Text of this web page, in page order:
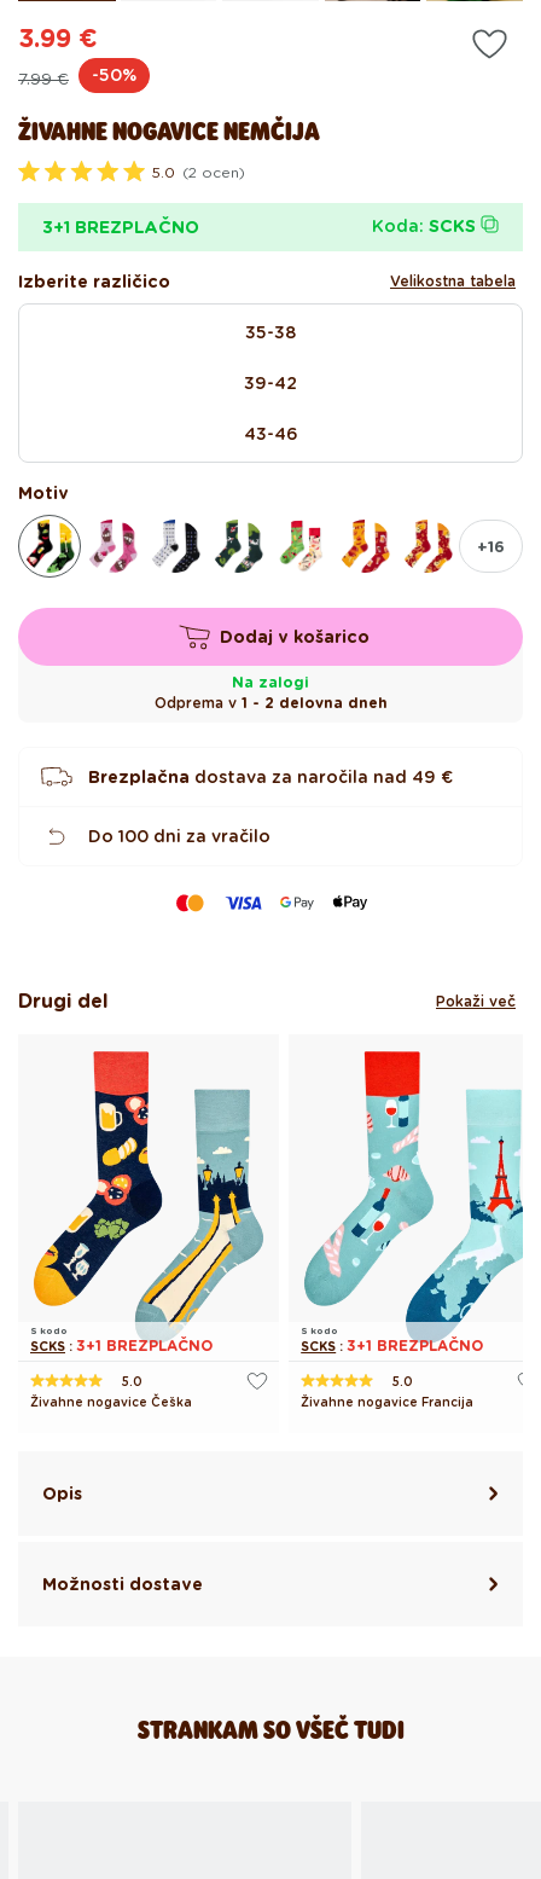
ŽIVAHNE NOGAVICE NEMČIJA
c
e
n
o
v
z
i
c
5.0 (2 ocen)
Redna
7.99 €
Akcijska
3.99 €
-50%
3+1 BREZPLAČNO Koda: SCKS
Izberite različico
Velikostna tabela
35-38
39-42
43-46
Motiv
+16
Dodaj v košarico
Na zalogi
Odprema v 1 - 2 delovna dneh
Brezplačna dostava za naročila nad 49 €
Do 100 dni za vračilo
Drugi del Pokaži več
S kodo
SCKS : 3+1 BREZPLAČNO
5.0
Živahne nogavice Češka
S kodo
SCKS :3+1 BREZPLAČNO
5.0
Živahne nogavice Francija
Opis
Možnosti dostave
STRANKAM SO VŠEČ TUDI